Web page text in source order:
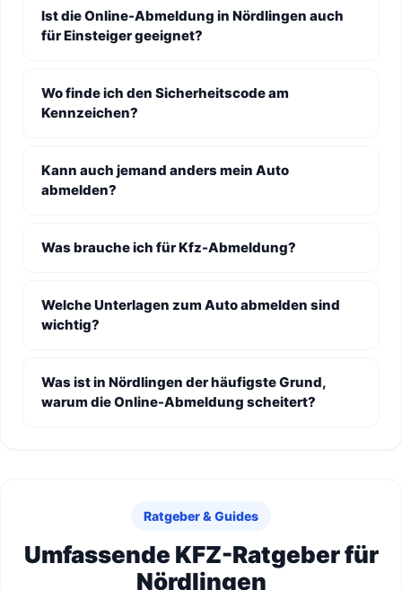
Ist die Online-Abmeldung in Nördlingen auch
für Einsteiger geeignet?
Wo finde ich den Sicherheitscode am
Kennzeichen?
Kann auch jemand anders mein Auto
abmelden?
Was brauche ich für Kfz-Abmeldung?
Welche Unterlagen zum Auto abmelden sind
wichtig?
Was ist in Nördlingen der häufigste Grund,
warum die Online-Abmeldung scheitert?
Ratgeber & Guides
Umfassende KFZ-Ratgeber für
Nördlingen